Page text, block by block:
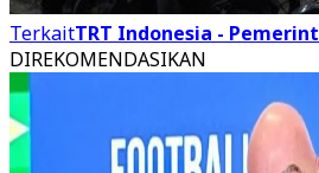
TerkaitTRT Indonesia -
DIREKOMENDASIKAN